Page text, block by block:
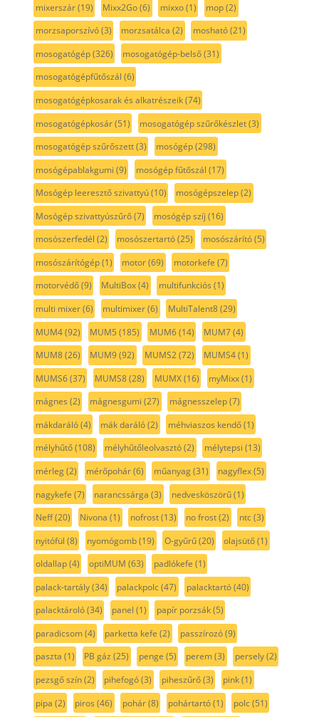
mixerszár(19) Mixx2Go(6) mixxo(1) mop(2)
morzsaporszívó(3) morzsatálca (2) mosható(21)
mosogatógép(326) mosogatógép-belső(31)
mosogatógépfűtőszál (6)
mosogatógépkosarak és alkatrészeik(74)
mosogatógépkosár(51) mosogatógép szűrőkészlet(3)
mosogatógép szűrőszett(3) mosógép(298)
mosógépablakgumi (9) mosógép fűtőszál (17)
Mosógép leeresztő szivattyú(10) mosógépszelep(2)
Mosógép szivattyúszűrő(7) mosógép szíj (16)
mosószerfedél (2) mosószertartó(25) mosószárító(5)
mosószárítógép(1) motor(69) motorkefe (7)
motorvédő(9) MultiBox(4) multifunkciós (1)
multi mixer(6) multimixer(6) MultiTalent8(29)
MUM4(92) MUM5 (185) MUM6(14) MUM7(4)
MUM8(26) MUM9(92) MUMS2(72) MUMS4(1)
MUMS6(37) MUMS8(28) MUMX(16) myMixx(1)
mágnes (2) mágnesgumi (27) mágnesszelep(7)
mákdaráló(4) mák daráló(2) méhviaszos kendő(1)
mélyhűtő(108) mélyhűtőleolvasztó(2) mélytepsi (13)
mérleg(2) mérőpohár(6) műanyag(31) nagyflex(5)
nagykefe (7) narancssárga (3) nedvesköszörű(1)
Neff(20) Nivona (1) nofrost(13) no frost(2) ntc(3)
nyitófül (8) nyomógomb(19) O-gyűrű(20) olajsütő(1)
oldallap(4) optiMUM (63) padlókefe (1)
palack-tartály(34) palackpolc(47) palacktartó(40)
palacktároló(34) panel (1) papír porzsák(5)
paradicsom(4) parketta kefe (2) passzírozó(9)
paszta (1) PB gáz (25) penge (5) perem(3) persely(2)
pezsgő szín(2) pihefogó(3) piheszűrő(3) pink(1)
pipa (2) piros (46) pohár(8) pohártartó(1) polc(51)